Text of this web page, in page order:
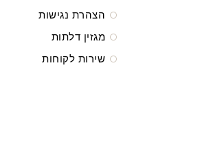
הצהרת נגישות
מגזין דלתות
שירות לקוחות